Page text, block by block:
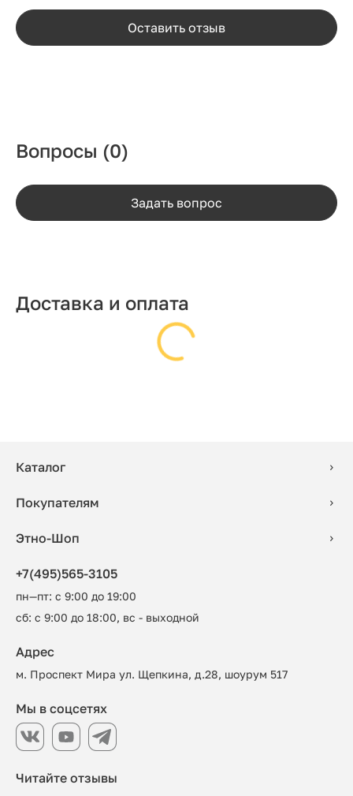
Оставить отзыв
Вопросы (0)
Задать вопрос
Доставка и оплата
Каталог
Покупателям
Этно-Шоп
+7(495)565-3105
пн—пт: с 9:00 до 19:00
сб: с 9:00 до 18:00, вс - выходной
Читайте отзывы
Адрес
м. Проспект Мира ул. Щепкина, д.28, шоурум 517
Мы в соцсетях